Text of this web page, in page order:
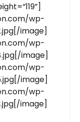
wp-
image]
wp-
image]
wp-
image]
wp-
image]